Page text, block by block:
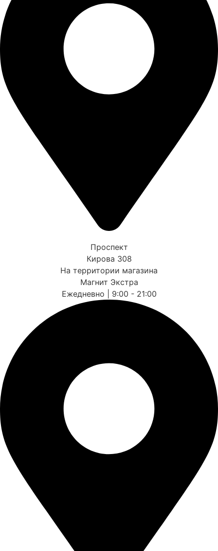
Проспект
Кирова 308
На территории магазина
Магнит Экстра
Ежедневно | 9:00 - 21:00